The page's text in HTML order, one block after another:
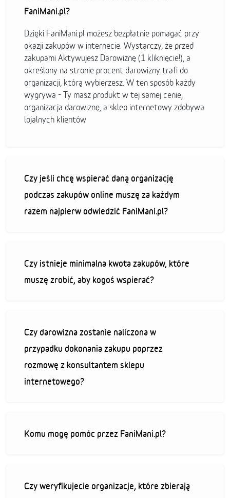
FaniMani.pl?
Dzięki FaniMani.pl możesz bezpłatnie pomagać przy
okazji zakupów w internecie. Wystarczy, że przed
zakupami Aktywujesz Darowiznę (1 kliknięcie!), a
określony na stronie procent darowizny trafi do
organizacji, którą wybierzesz. W ten sposób każdy
wygrywa - Ty masz produkt w tej samej cenie,
organizacja darowiznę, a sklep internetowy zdobywa
lojalnych klientów
Czy jeśli chcę wspierać daną organizację
podczas zakupów online muszę za każdym
razem najpierw odwiedzić FaniMani.pl?
Czy istnieje minimalna kwota zakupów, które
muszę zrobić, aby kogoś wspierać?
Czy darowizna zostanie naliczona w
przypadku dokonania zakupu poprzez
rozmowę z konsultantem sklepu
internetowego?
Komu mogę pomóc przez FaniMani.pl?
Czy weryfikujecie organizacje, które zbierają